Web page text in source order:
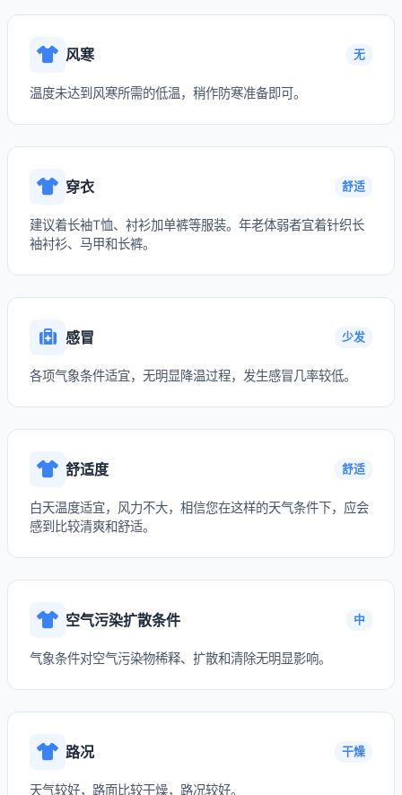
风寒 无
温度未达到风寒所需的低温，稍作防寒准备即可。
穿衣 舒适
建议着长袖T恤、衬衫加单裤等服装。年老体弱者宜着针织长
袖衬衫、马甲和长裤。
感冒 少发
各项气象条件适宜，无明显降温过程，发生感冒几率较低。
舒适度 舒适
白天温度适宜，风力不大，相信您在这样的天气条件下，应会
感到比较清爽和舒适。
空气污染扩散条件 中
气象条件对空气污染物稀释、扩散和清除无明显影响。
路况 干燥
天气较好，路面比较干燥，路况较好。